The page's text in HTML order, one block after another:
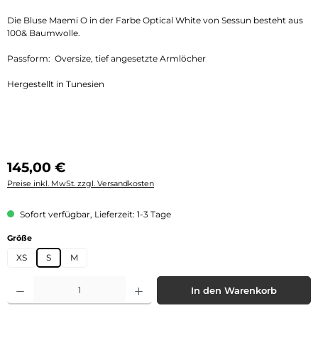
Die Bluse Maemi O in der Farbe Optical White von Sessun besteht aus
100& Baumwolle.
Passform: Oversize, tief angesetzte Armlöcher
Hergestellt in Tunesien
Regulärer Preis:
145,00 €
Preise inkl. MwSt. zzgl. Versandkosten
Sofort verfügbar, Lieferzeit: 1-3 Tage
Größeauswählen
XS S M
Produkt Anzahl: Gib den gewünschten Wert ein oder benutze die
In den Warenkorb